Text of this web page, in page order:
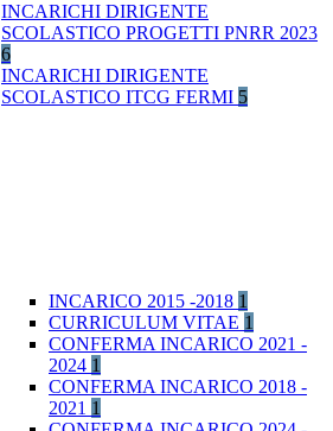
INCARICHI DIRIGENTE
SCOLASTICO PROGETTI PNRR 2023
6
INCARICHI DIRIGENTE
SCOLASTICO ITCG FERMI 5
INCARICO 2015 -2018 1
CURRICULUM VITAE 1
CONFERMA INCARICO 2021 -
2024 1
CONFERMA INCARICO 2018 -
2021 1